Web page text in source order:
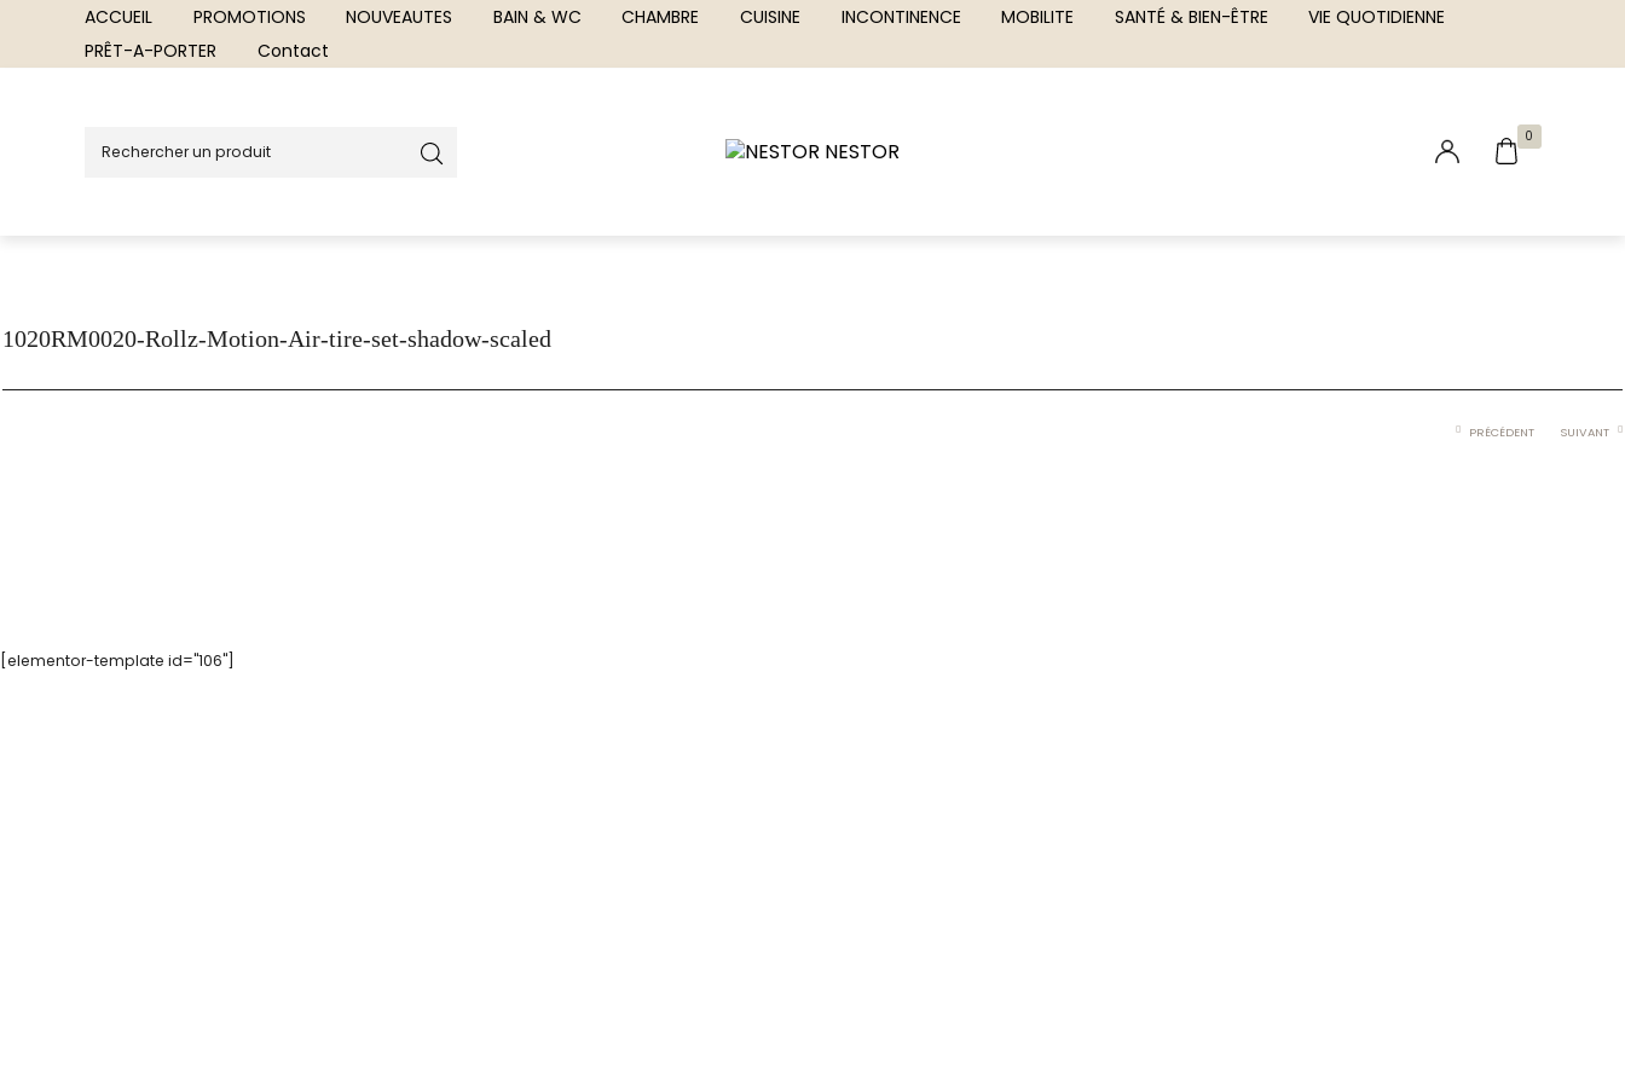
ACCUEIL PROMOTIONS NOUVEAUTES BAIN & WC CHAMBRE CUISINE INCONTINENCE MOBILITE SANTÉ & BIEN-ÊTRE
VIE QUOTIDIENNE
PRÊT-A-PORTER
Contact
0
1020RM0020-Rollz-Motion-Air-tire-set-shadow-scaled
PRÉCÉDENT SUIVANT
[elementor-template id="106"]